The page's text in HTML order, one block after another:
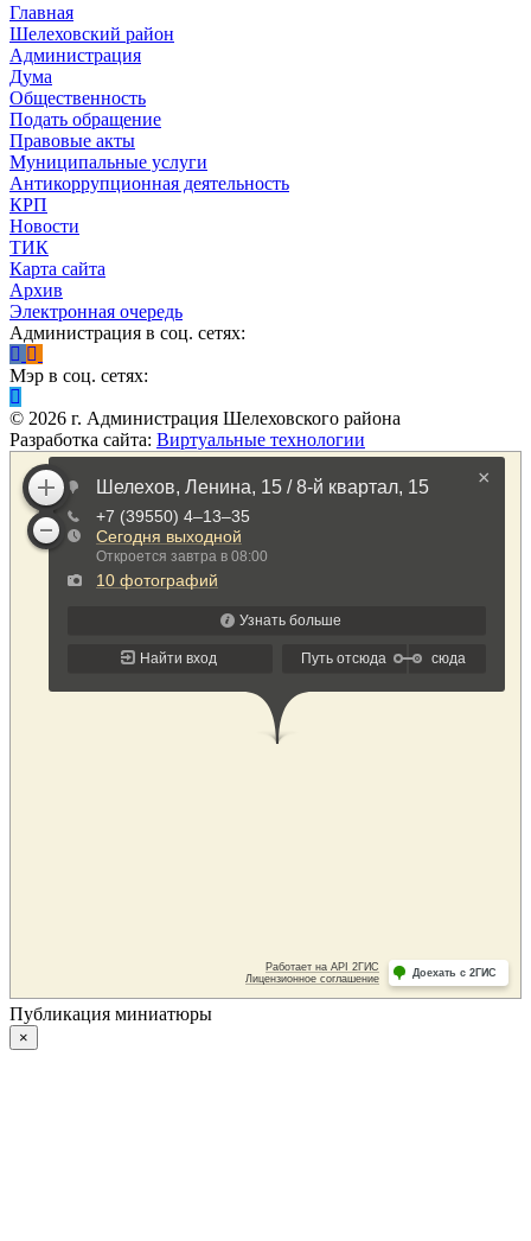
Главная
Шелеховский район
Администрация
Дума
Общественность
Подать обращение
Правовые акты
Муниципальные услуги
Антикоррупционная деятельность
КРП
Новости
ТИК
Карта сайта
Архив
Электронная очередь
Администрация в соц. сетях:
Мэр в соц. сетях:
© 2026 г. Администрация Шелеховского района
Разработка сайта: Виртуальные технологии
Публикация миниатюры
×